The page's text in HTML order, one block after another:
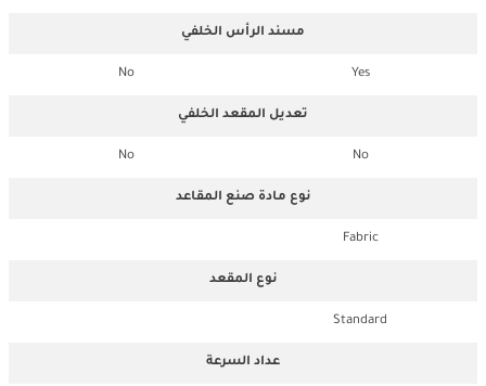
مسند الرأس الخلفي
Yes
No
تعديل المقعد الخلفي
No
No
نوع مادة صنع المقاعد
Fabric
نوع المقعد
Standard
عداد السرعة